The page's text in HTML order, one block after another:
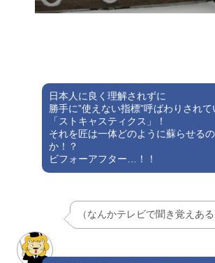
日本人に良く理解されずに
勝手に”使えない指標”呼ばわりされて
「ストキャスティクス」！
それを匠は一体どのように蘇らせるの
か！？
ビフォーアフター…！！
（なんかテレビで聞き覚えある